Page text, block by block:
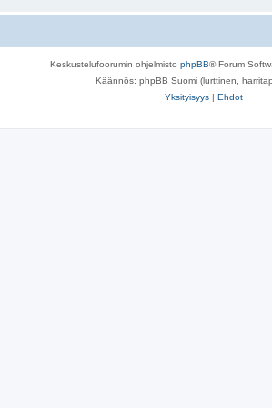
Keskustelufoorumin ohjelmisto phpBB® Forum
Käännös: phpBB Suomi (lurttinen,
Yksityisyys
Ehdot